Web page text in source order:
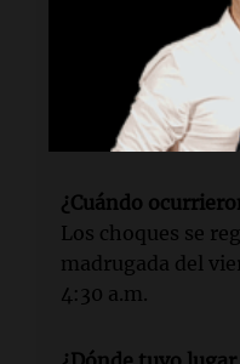
¿Qué sucedió en
Dos accidentes
ocho muertos y
¿Cuándo
Los choques se
madrugada del
4:30 a.m.